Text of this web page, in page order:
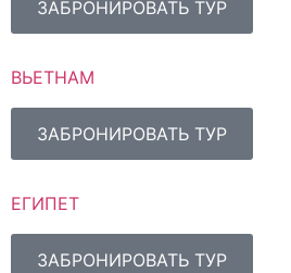
ЗАБРОНИРОВАТЬ ТУР
ВЬЕТНАМ
ЗАБРОНИРОВАТЬ ТУР
ЕГИПЕТ
ЗАБРОНИРОВАТЬ ТУР